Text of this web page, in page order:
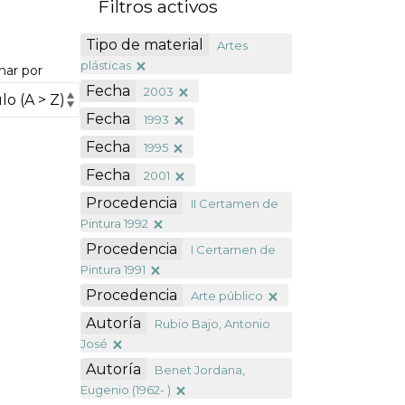
por
Filtros activos
Tipo de material
Artes
plásticas
Fecha 2003
Fecha 1993
Fecha 1995
Fecha 2001
Procedencia
II Certamen de
Pintura 1992
Procedencia
I Certamen de
Pintura 1991
Procedencia Arte público
Autoría
Rubio Bajo, Antonio
José
Autoría
Benet Jordana,
Eugenio (1962- )